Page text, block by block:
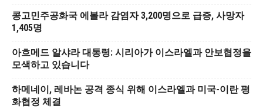
콩고민주공화국 에볼라 감염자 3,200명으로 급증, 사망자
1,405명
아흐메드 알샤라 대통령: 시리아가 이스라엘과 안보협정을
모색하고 있습니다
하메네이, 레바논 공격 종식 위해 이스라엘과 미국-이란 평
화협정 체결